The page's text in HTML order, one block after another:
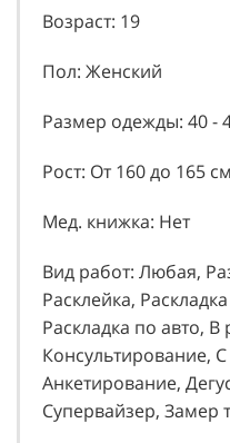
Возраст: 19
Пол: Женский
Размер одежды: 40 -
Рост: От 160 до 165
Мед. книжка: Нет
Вид работ: Любая,
Расклейка,
Раскладка по авто, В
Консультирование,
Анкетирование,
Супервайзер, Замер